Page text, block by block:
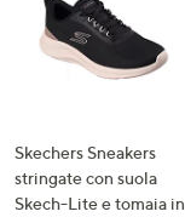
Skechers Sneakers
stringate con suola
Skech-Lite e tomaia in